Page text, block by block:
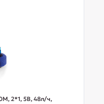
2*1, 5В, 48л/ч,